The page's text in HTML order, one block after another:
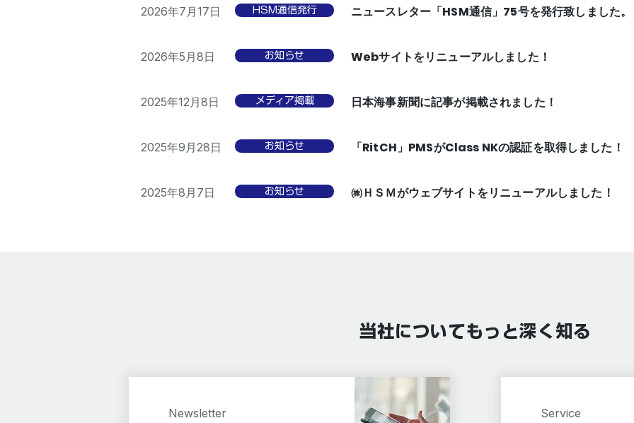
2026年7月17日 HSM通信発行 ニュースレター「HSM通信」75号を発行致しました。
2026年5月8日 お知らせ Webサイトをリニューアルしました！
2025年12月8日 メディア掲載 日本海事新聞に記事が掲載されました！
2025年9月28日 お知らせ 「RitCH」PMSがClass NKの認証を取得しました！
2025年8月7日 お知らせ ㈱ＨＳＭがウェブサイトをリニューアルしました！
当社についてもっと深く知る
Newsletter
Service